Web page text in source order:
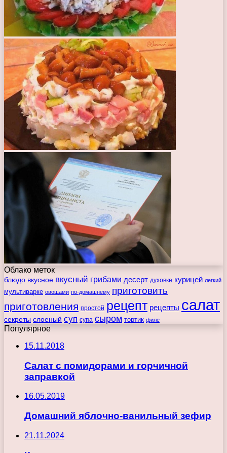
Облако меток
блюдо вкусное вкусный грибами десерт духовке курицей легкий
мультиварке овощами по-домашнему приготовить
приготовления простой рецепт рецепты салат
секреты слоеный суп супа сыром тортик филе
Популярное
15.11.2018
Салат с помидорами и горчичной
заправкой
16.05.2019
Домашний яблочно-ванильный зефир
21.11.2024